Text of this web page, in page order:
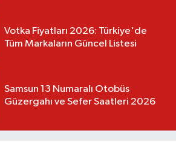
Votka Fiyatları 2026: Türkiye'de
Tüm Markaların Güncel Listesi
Samsun 13 Numaralı Otobüs
Güzergahı ve Sefer Saatleri 2026